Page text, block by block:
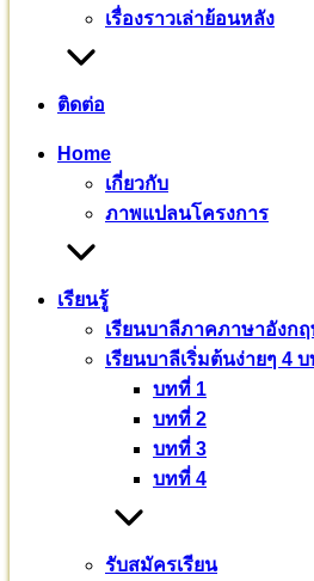
เรื่องราวเล่าย้อนหลัง
ติดต่อ
Home
เกี่ยวกับ
ภาพแปลนโครงการ
เรียนรู้
เรียนบาลีภาคภาษาอังก
เรียนบาลีเริ่มต้นง่ายๆ 4
บทที่ 1
บทที่ 2
บทที่ 3
บทที่ 4
รับสมัครเรียน
บุญพระปริยัติศาสนา
อุปถัมภ์พระสงฆ์ทั่วประเทศ
๑๙๗ รูป จาก ๒๙ จังหวัด
พระวินัย การบัญญัติสิกขาบท ปาติโม
สัทธรรม เป็นอายุพระพุทธศาสนา ม
เถรวาทราชวิทยาลัย ได้นำบาลีพระ
สิกขาบทบัญญัติพระปาติโมกข์ เข้าสู่
ศึกษาเล่าเรียน ทรงจำ กล่าวบอก ร